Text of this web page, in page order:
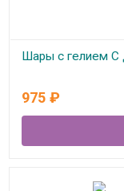
Шары с гелием
975 ₽